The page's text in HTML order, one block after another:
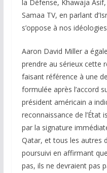
la Défense, Khawaja
Samaa TV, en parlant
s’oppose à nos
Aaron David Miller a
prendre au sérieux cette
faisant référence à une
formulée après l’accord
président américain a
reconnaissance de l’État
par la signature
Qatar, et tous les autres
poursuivi en affirmant
pas, ils ne devraient pas